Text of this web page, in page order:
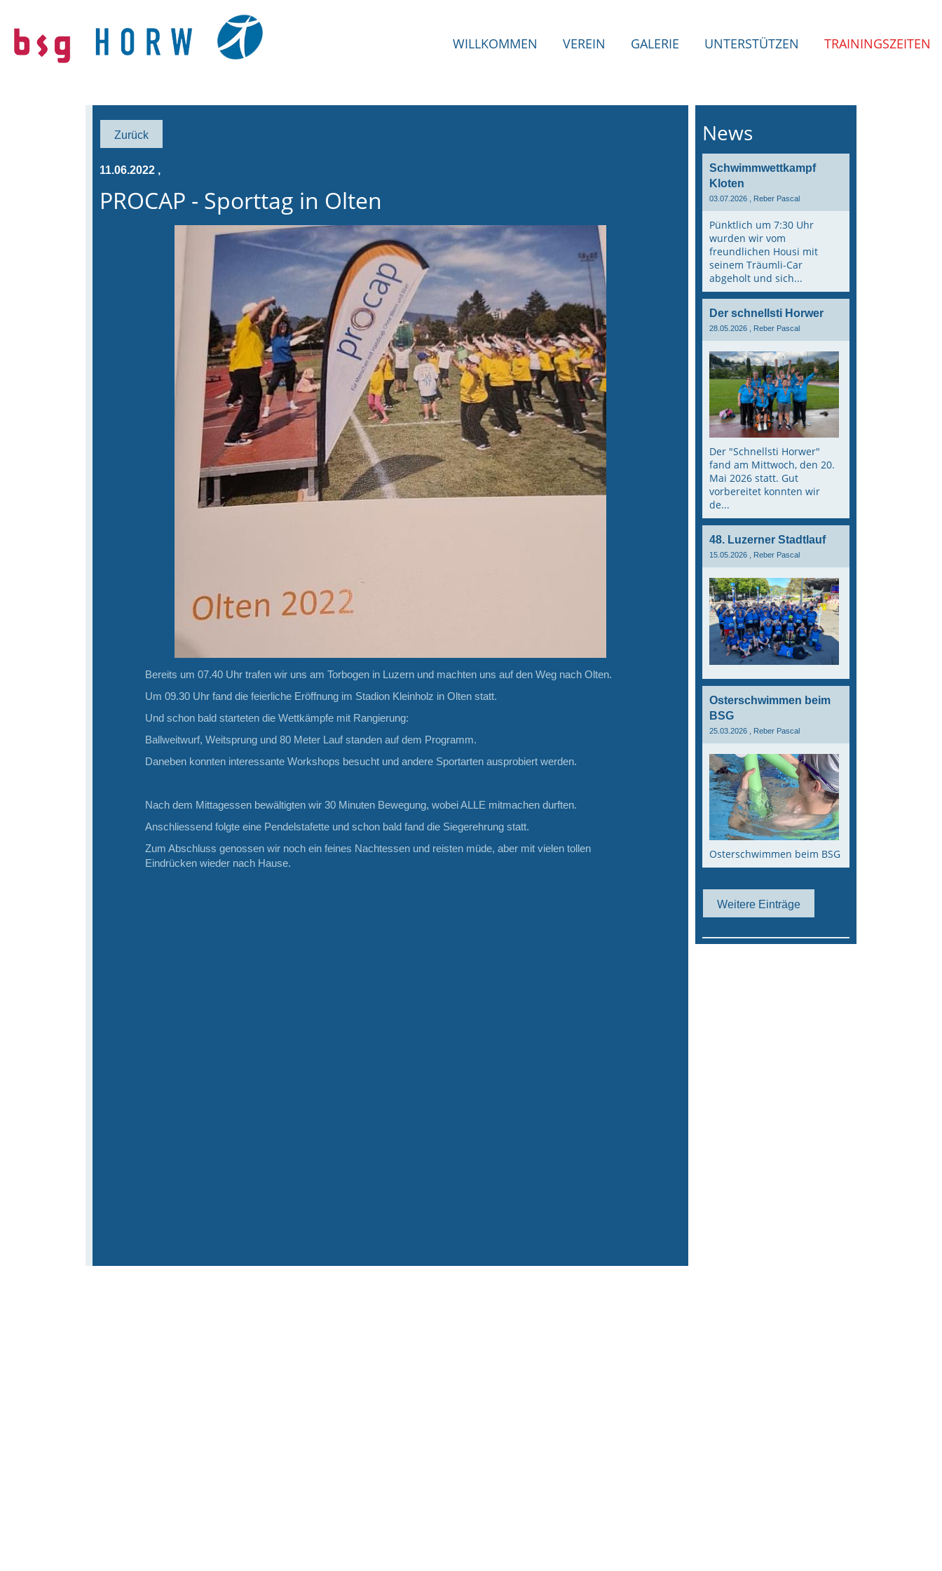
WILLKOMMEN VEREIN GALERIE UNTERSTÜTZEN TRAININGSZEITEN
Zurück
11.06.2022 ,
PROCAP - Sporttag in Olten
Bereits um 07.40 Uhr trafen wir uns am Torbogen in Luzern und machten uns auf den Weg nach Olten.
Um 09.30 Uhr fand die feierliche Eröffnung im Stadion Kleinholz in Olten statt.
Und schon bald starteten die Wettkämpfe mit Rangierung:
Ballweitwurf, Weitsprung und 80 Meter Lauf standen auf dem Programm.
Daneben konnten interessante Workshops besucht und andere Sportarten ausprobiert werden.
Nach dem Mittagessen bewältigten wir 30 Minuten Bewegung, wobei ALLE mitmachen durften.
Anschliessend folgte eine Pendelstafette und schon bald fand die Siegerehrung statt.
Zum Abschluss genossen wir noch ein feines Nachtessen und reisten müde, aber mit vielen tollen
Eindrücken wieder nach Hause.
News
Schwimmwettkampf
Kloten
03.07.2026 , Reber Pascal
Pünktlich um 7:30 Uhr
wurden wir vom
freundlichen Housi mit
seinem Träumli-Car
abgeholt und sich...
Der schnellsti Horwer
28.05.2026 , Reber Pascal
Der "Schnellsti Horwer"
fand am Mittwoch, den 20.
Mai 2026 statt. Gut
vorbereitet konnten wir
de...
48. Luzerner Stadtlauf
15.05.2026 , Reber Pascal
Osterschwimmen beim
BSG
25.03.2026 , Reber Pascal
Osterschwimmen beim BSG
Weitere Einträge